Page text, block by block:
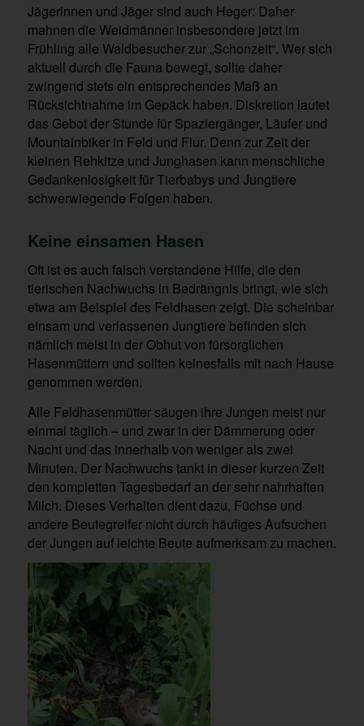
Jägerinnen und Jäger sind auch Heger: Daher
mahnen die Weidmänner insbesondere jetzt im
Frühling alle Waldbesucher zur „Schonzeit“. Wer sich
aktuell durch die Fauna bewegt, sollte daher
zwingend stets ein entsprechendes Maß an
Rücksichtnahme im Gepäck haben. Diskretion lautet
das Gebot der Stunde für Spaziergänger, Läufer und
Mountainbiker in Feld und Flur. Denn zur Zeit der
kleinen Rehkitze und Junghasen kann menschliche
Gedankenlosigkeit für Tierbabys und Jungtiere
schwerwiegende Folgen haben.
Keine einsamen Hasen
Oft ist es auch falsch verstandene Hilfe, die den
tierischen Nachwuchs in Bedrängnis bringt, wie sich
etwa am Beispiel des Feldhasen zeigt. Die scheinbar
einsam und verlassenen Jungtiere befinden sich
nämlich meist in der Obhut von fürsorglichen
Hasenmüttern und sollten keinesfalls mit nach Hause
genommen werden.
Alle Feldhasenmütter säugen ihre Jungen meist nur
einmal täglich – und zwar in der Dämmerung oder
Nacht und das innerhalb von weniger als zwei
Minuten. Der Nachwuchs tankt in dieser kurzen Zeit
den kompletten Tagesbedarf an der sehr nahrhaften
Milch. Dieses Verhalten dient dazu, Füchse und
andere Beutegreifer nicht durch häufiges Aufsuchen
der Jungen auf leichte Beute aufmerksam zu machen.